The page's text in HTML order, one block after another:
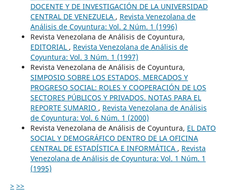
DOCENTE Y DE INVESTIGACIÓN DE LA UNIVERSIDAD
CENTRAL DE VENEZUELA , Revista Venezolana de
Análisis de Coyuntura: Vol. 2 Núm. 1 (1996)
Revista Venezolana de Análisis de Coyuntura,
EDITORIAL , Revista Venezolana de Análisis de
Coyuntura: Vol. 3 Núm. 1 (1997)
Revista Venezolana de Análisis de Coyuntura,
SIMPOSIO SOBRE LOS ESTADOS, MERCADOS Y
PROGRESO SOCIAL: ROLES Y COOPERACIÓN DE LOS
SECTORES PÚBLICOS Y PRIVADOS. NOTAS PARA EL
REPORTE SUMARIO , Revista Venezolana de Análisis
de Coyuntura: Vol. 6 Núm. 1 (2000)
Revista Venezolana de Análisis de Coyuntura, EL DATO
SOCIAL Y DEMOGRÁFICO DENTRO DE LA OFICINA
CENTRAL DE ESTADÍSTICA E INFORMÁTICA , Revista
Venezolana de Análisis de Coyuntura: Vol. 1 Núm. 1
(1995)
> >>